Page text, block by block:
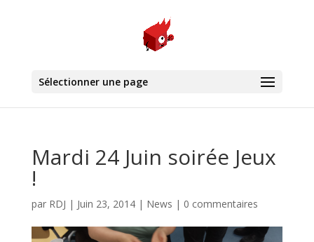
Sélectionner une page
Mardi 24 Juin soirée Jeux
!
par RDJ | Juin 23, 2014| News | 0 commentaires